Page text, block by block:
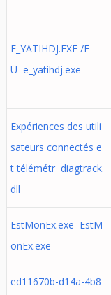
E_YATIHDJ.EXE /F
U e_yatihdj.exe
Expériences des utili
sateurs connectés e
t télémétr diagtrack.
dll
EstMonEx.exe EstM
onEx.exe
ed11670b-d14a-4b8